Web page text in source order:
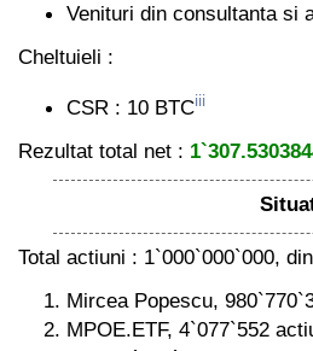
Venituri din consultanta si
Cheltuieli :
CSR : 10 BTCiii
Rezultat total net :
Total actiuni : 1`000`000`000,
Mircea Popescu,
MPOE.ETF, 4`077`552